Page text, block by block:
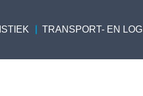
TRANSPORT- EN